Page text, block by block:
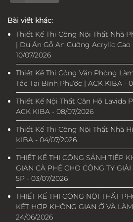
Bài viết khác:
Thiết Kế Thi Công Nội Thất Nhà
| Dự Án Gỗ An Cường Acrylic Cao
10/07/2026
Thiết Kế Thi Công Văn Phòng
Tác Tại Bình Phước | ACK KIBA -
Thiết Kế Nội Thất Căn Hộ Lavida
ACK KIBA - 08/07/2026
Thiết Kế Thi Công Nội Thất Nhà
KIBA - 04/07/2026
THIẾT KẾ THI CÔNG SẢNH TIẾP
GIAN CÀ PHÊ CHO CÔNG TY
5P - 03/07/2026
THIẾT KẾ THI CÔNG NỘI THẤT
KẾT HỢP KHÔNG GIAN Ở VÀ
24/06/2026